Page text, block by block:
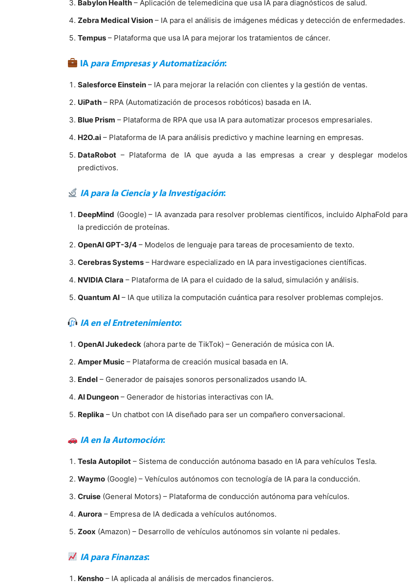
Babylon Health – Aplicación de telemedicina que usa IA para diagnósticos de salud.
Zebra Medical Vision – IA para el análisis de imágenes médicas y detección de enfermedades.
Tempus – Plataforma que usa IA para mejorar los tratamientos de cáncer.
IApara Empresas y Automatización:
Salesforce Einstein – IA para mejorar la relación con clientes y la gestión de ventas.
UiPath – RPA (Automatización de procesos robóticos) basada en IA.
Blue Prism – Plataforma de RPA que usa IA para automatizar procesos empresariales.
H2O.ai – Plataforma de IA para análisis predictivo y machine learning en empresas.
DataRobot – Plataforma de IA que ayuda a las empresas a crear y desplegar modelos
predictivos.
IA para la Ciencia y la Investigación:
DeepMind (Google) – IA avanzada para resolver problemas científicos, incluido AlphaFold para
la predicción de proteínas.
OpenAI GPT-3/4 – Modelos de lenguaje para tareas de procesamiento de texto.
Cerebras Systems – Hardware especializado en IA para investigaciones científicas.
NVIDIA Clara – Plataforma de IA para el cuidado de la salud, simulación y análisis.
Quantum AI – IA que utiliza la computación cuántica para resolver problemas complejos.
IA en el Entretenimiento:
OpenAI Jukedeck (ahora parte de TikTok) – Generación de música con IA.
Amper Music – Plataforma de creación musical basada en IA.
Endel – Generador de paisajes sonoros personalizados usando IA.
AI Dungeon – Generador de historias interactivas con IA.
Replika – Un chatbot con IA diseñado para ser un compañero conversacional.
IA en la Automoción:
Tesla Autopilot – Sistema de conducción autónoma basado en IA para vehículos Tesla.
Waymo (Google) – Vehículos autónomos con tecnología de IA para la conducción.
Cruise (General Motors) – Plataforma de conducción autónoma para vehículos.
Aurora – Empresa de IA dedicada a vehículos autónomos.
Zoox (Amazon) – Desarrollo de vehículos autónomos sin volante ni pedales.
IA para Finanzas:
Kensho – IA aplicada al análisis de mercados financieros.